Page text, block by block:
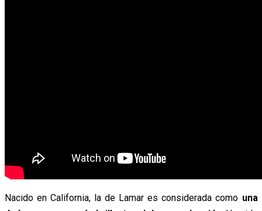
Nacido en California, la de Lamar es considerada como una